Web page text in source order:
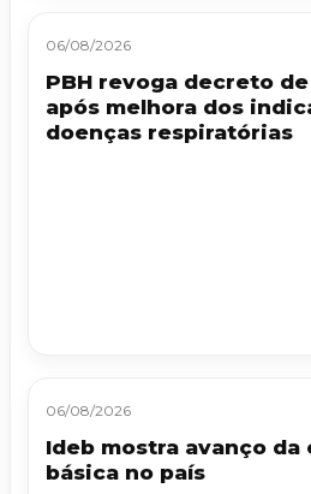
06/08/2026
PBH revoga decreto
após melhora dos
doenças respiratórias
06/08/2026
Ideb mostra avanço da
básica no país